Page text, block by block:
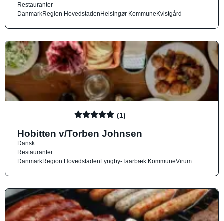
Restauranter
DanmarkRegion HovedstadenHelsingør KommuneKvistgård
(1)
Hobitten v/Torben Johnsen
Dansk
Restauranter
DanmarkRegion HovedstadenLyngby-Taarbæk KommuneVirum